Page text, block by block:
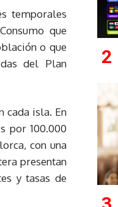
temporales
que
o que
del Plan
cada isla. En
por 100.000
con una
presentan
y tasas de